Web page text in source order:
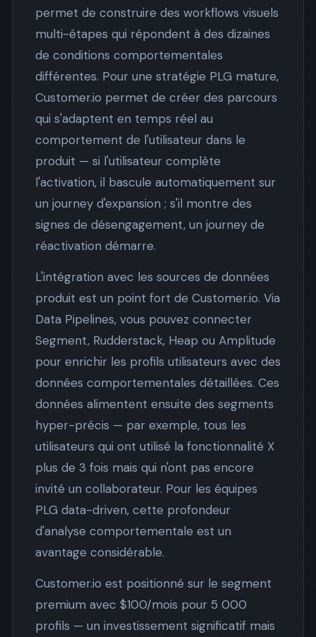
permet de construire des workflows visuels
multi-étapes qui répondent à des dizaines
de conditions comportementales
différentes. Pour une stratégie PLG mature,
Customer.io permet de créer des parcours
qui s'adaptent en temps réel au
comportement de l'utilisateur dans le
produit — si l'utilisateur complète
l'activation, il bascule automatiquement sur
un journey d'expansion ; s'il montre des
signes de désengagement, un journey de
réactivation démarre.
L'intégration avec les sources de données
produit est un point fort de Customer.io. Via
Data Pipelines, vous pouvez connecter
Segment, Rudderstack, Heap ou Amplitude
pour enrichir les profils utilisateurs avec des
données comportementales détaillées. Ces
données alimentent ensuite des segments
hyper-précis — par exemple, tous les
utilisateurs qui ont utilisé la fonctionnalité X
plus de 3 fois mais qui n'ont pas encore
invité un collaborateur. Pour les équipes
PLG data-driven, cette profondeur
d'analyse comportementale est un
avantage considérable.
Customer.io est positionné sur le segment
premium avec $100/mois pour 5 000
profils — un investissement significatif mais